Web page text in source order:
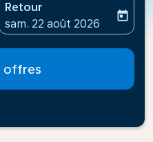
aria-label
Retour
fc-booking-return-date-
sam. 22 août 2026
today
offres